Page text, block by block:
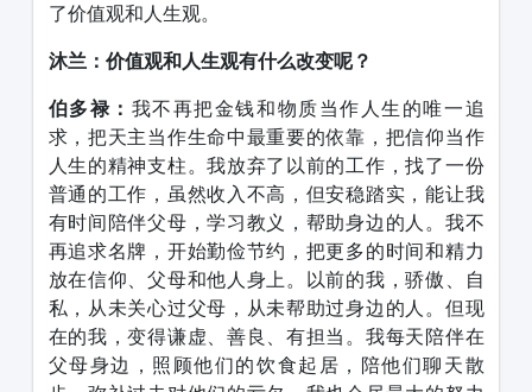
了价值观和人生观。
沐兰：价值观和人生观有什么改变呢？
伯多禄： 我不再把金钱和物质当作人生的唯一追
求，把天主当作生命中最重要的依靠，把信仰当作
人生的精神支柱。我放弃了以前的工作，找了一份
普通的工作，虽然收入不高，但安稳踏实，能让我
有时间陪伴父母，学习教义，帮助身边的人。我不
再追求名牌，开始勤俭节约，把更多的时间和精力
放在信仰、父母和他人身上。以前的我，骄傲、自
私，从未关心过父母，从未帮助过身边的人。但现
在的我，变得谦虚、善良、有担当。我每天陪伴在
父母身边，照顾他们的饮食起居，陪他们聊天散